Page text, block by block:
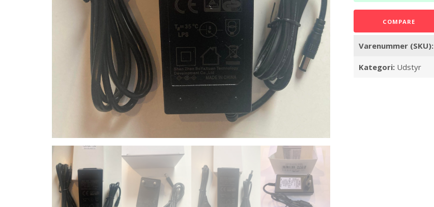
COMPARE
Varenummer (SKU):
Kategori: Udstyr